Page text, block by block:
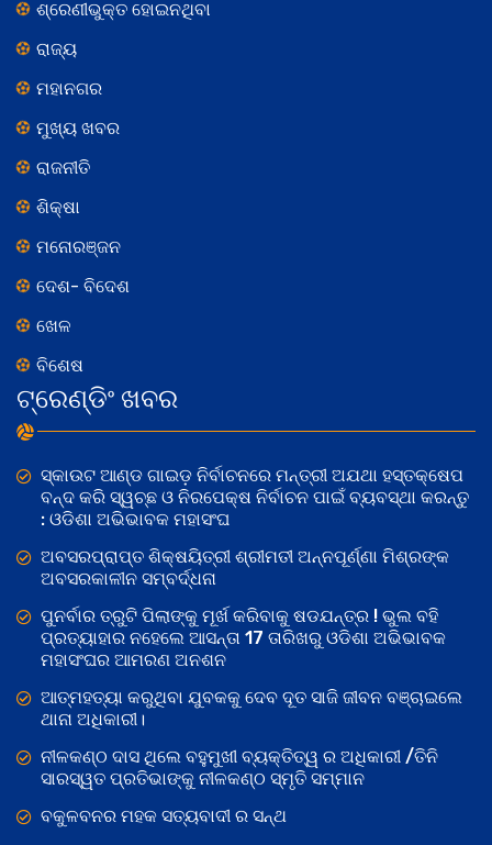
ଶ୍ରେଣୀଭୁକ୍ତ ହୋଇନଥିବା
ରାଜ୍ୟ
ମହାନଗର
ମୁଖ୍ୟ ଖବର
ରାଜନୀତି
ଶିକ୍ଷା
ମନୋରଞ୍ଜନ
ଦେଶ- ବିଦେଶ
ଖେଳ
ବିଶେଷ
ଟ୍ରେଣ୍ଡିଂ ଖବର
ସ୍କାଉଟ ଆଣ୍ଡ ଗାଇଡ଼ ନିର୍ବାଚନରେ ମନ୍ତ୍ରୀ ଅଯଥା ହସ୍ତକ୍ଷେପ
ବନ୍ଦ କରି ସ୍ୱଚ୍ଛ ଓ ନିରପେକ୍ଷ ନିର୍ବାଚନ ପାଇଁ ବ୍ୟବସ୍ଥା କରନ୍ତୁ
: ଓଡିଶା ଅଭିଭାବକ ମହାସଂଘ
ଅବସରପ୍ରାପ୍ତ ଶିକ୍ଷୟିତ୍ରୀ ଶ୍ରୀମତୀ ଅନ୍ନପୂର୍ଣ୍ଣା ମିଶ୍ରଙ୍କ
ଅବସରକାଳୀନ ସମ୍ବର୍ଦ୍ଧନା
ପୁନର୍ବାର ତ୍ରୁଟି ପିଲାଙ୍କୁ ମୂର୍ଖ କରିବାକୁ ଷଡଯନ୍ତ୍ର ! ଭୁଲ ବହି
ପ୍ରତ୍ୟାହାର ନହେଲେ ଆସନ୍ତା 17 ତାରିଖରୁ ଓଡିଶା ଅଭିଭାବକ
ମହାସଂଘର ଆମରଣ ଅନଶନ
ଆତ୍ମହତ୍ୟା କରୁଥିବା ଯୁବକକୁ ଦେବ ଦୂତ ସାଜି ଜୀବନ ବଞ୍ଚାଇଲେ
ଥାନା ଅଧିକାରୀ।
ନୀଳକଣ୍ଠ ଦାସ ଥିଲେ ବହୁମୁଖୀ ବ୍ୟକ୍ତିତ୍ୱ ର ଅଧିକାରୀ /ତିନି
ସାରସ୍ୱତ ପ୍ରତିଭାଙ୍କୁ ନୀଳକଣ୍ଠ ସ୍ମୃତି ସମ୍ମାନ
ବକୁଳବନର ମହକ ସତ୍ୟବାଦୀ ର ସନ୍ଥ